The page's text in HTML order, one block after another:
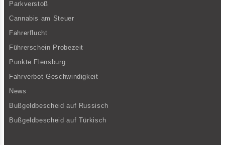
Parkverstoß
Cannabis am Steuer
Fahrerflucht
Führerschein Probezeit
Punkte Flensburg
Fahrverbot Geschwindigkeit
News
Bußgeldbescheid auf Russisch
Bußgeldbescheid auf Türkisch